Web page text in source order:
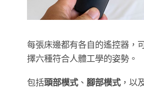
每張床邊都有各自的遙控器，
擇六種符合人體工學的姿勢。
包括頭部模式、 腳部模式，以